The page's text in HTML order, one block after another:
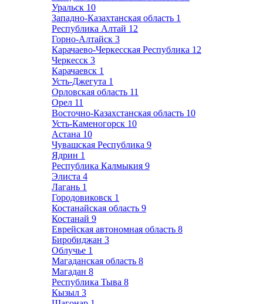
Уральск 10
Западно-Казахтанская область 1
Республика Алтай 12
Горно-Алтайск 3
Карачаево-Черкесская Республика 12
Черкесск 3
Карачаевск 1
Усть-Джегута 1
Орловская область 11
Орел 11
Восточно-Казахстанская область 10
Усть-Каменогорск 10
Астана 10
Чувашская Республика 9
Ядрин 1
Республика Калмыкия 9
Элиста 4
Лагань 1
Городовиковск 1
Костанайская область 9
Костанай 9
Еврейская автономная область 8
Биробиджан 3
Облучье 1
Магаданская область 8
Магадан 8
Республика Тыва 8
Кызыл 3